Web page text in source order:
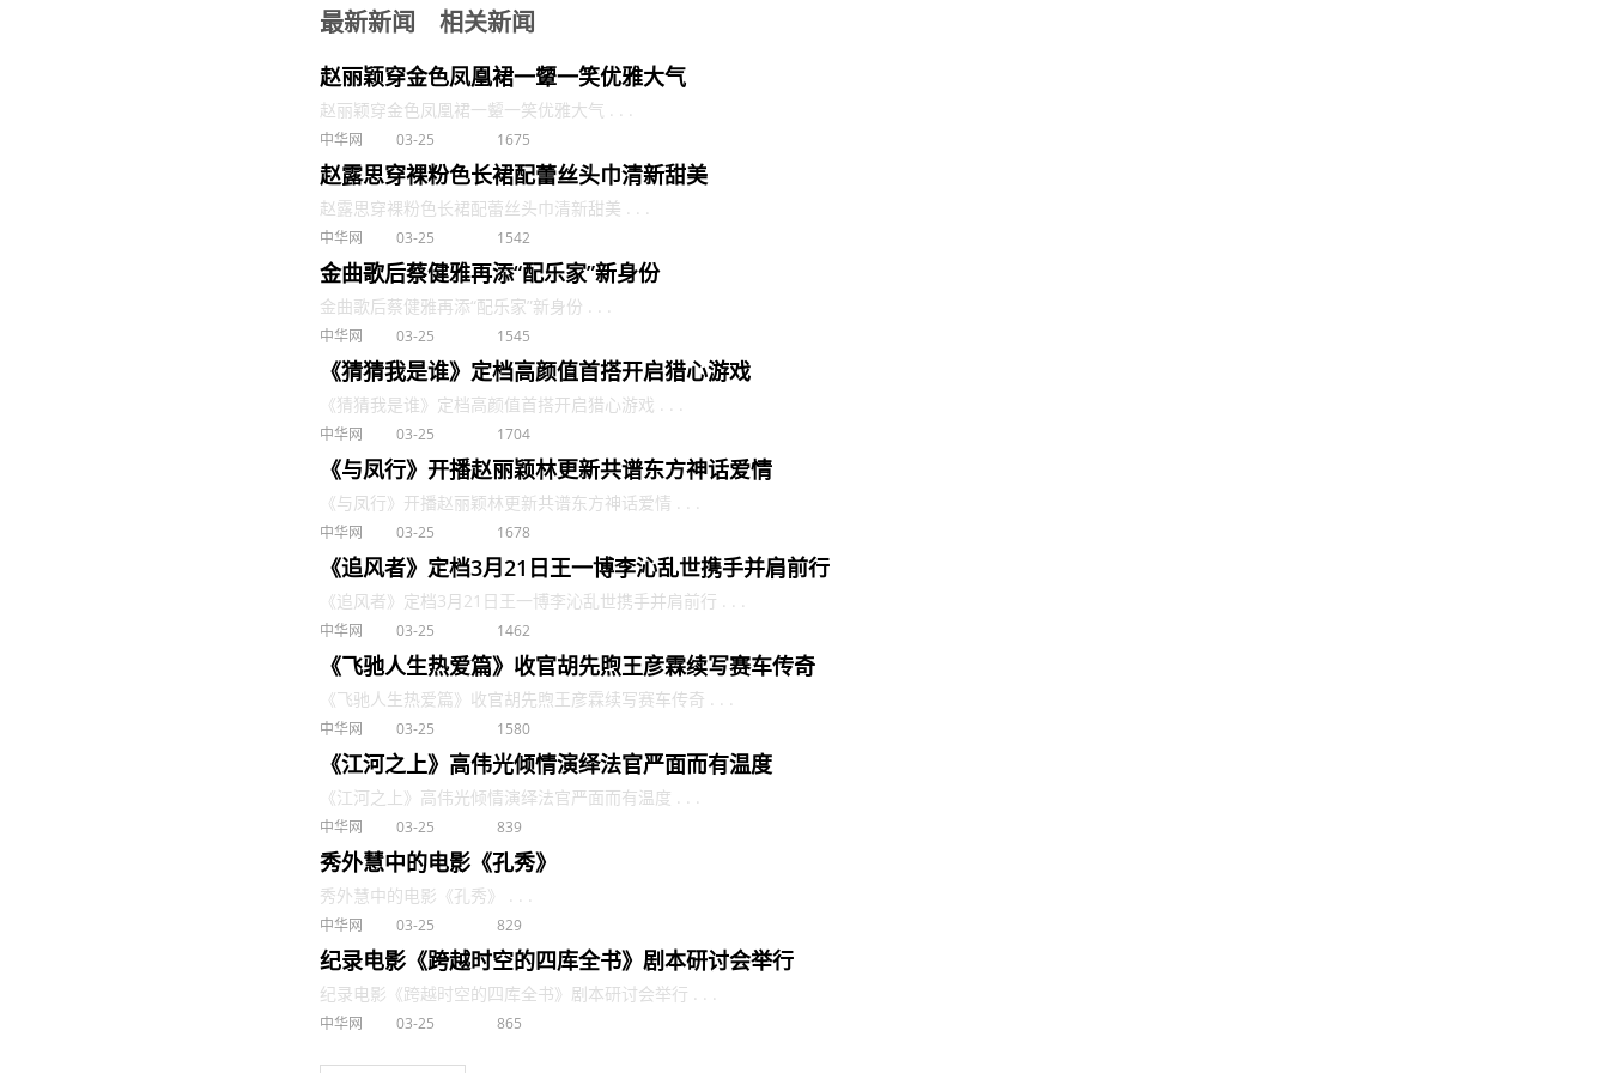
最新新闻 相关新闻
赵丽颖穿金色凤凰裙一颦一笑优雅大气
赵丽颖穿金色凤凰裙一颦一笑优雅大气 . . .
中华网 03-25 1675
赵露思穿裸粉色长裙配蕾丝头巾清新甜美
赵露思穿裸粉色长裙配蕾丝头巾清新甜美 . . .
中华网 03-25 1542
金曲歌后蔡健雅再添“配乐家”新身份
金曲歌后蔡健雅再添“配乐家”新身份 . . .
中华网 03-25 1545
《猜猜我是谁》定档高颜值首搭开启猎心游戏
《猜猜我是谁》定档高颜值首搭开启猎心游戏 . . .
中华网 03-25 1704
《与凤行》开播赵丽颖林更新共谱东方神话爱情
《与凤行》开播赵丽颖林更新共谱东方神话爱情 . . .
中华网 03-25 1678
《追风者》定档3月21日王一博李沁乱世携手并肩前行
《追风者》定档3月21日王一博李沁乱世携手并肩前行 . . .
中华网 03-25 1462
《飞驰人生热爱篇》收官胡先煦王彦霖续写赛车传奇
《飞驰人生热爱篇》收官胡先煦王彦霖续写赛车传奇 . . .
中华网 03-25 1580
《江河之上》高伟光倾情演绎法官严面而有温度
《江河之上》高伟光倾情演绎法官严面而有温度 . . .
中华网 03-25 839
秀外慧中的电影《孔秀》
秀外慧中的电影《孔秀》 . . .
中华网 03-25 829
纪录电影《跨越时空的四库全书》剧本研讨会举行
纪录电影《跨越时空的四库全书》剧本研讨会举行 . . .
中华网 03-25 865